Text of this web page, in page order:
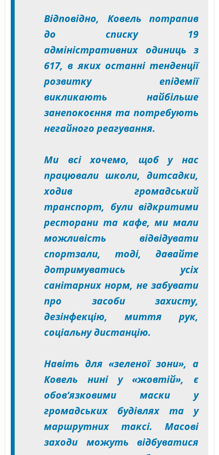
Відповідно, Ковель потрапив
до списку 19
адміністративних одиниць з
617, в яких останні тенденції
розвитку епідемії
викликають найбільше
занепокоєння та потребують
негайного реагування.
Ми всі хочемо, щоб у нас
працювали школи, дитсадки,
ходив громадський
транспорт, були відкритими
ресторани та кафе, ми мали
можливість відвідувати
спортзали, тоді, давайте
дотримуватись усіх
санітарних норм, не забувати
про засоби захисту,
дезінфекцію, миття рук,
соціальну дистанцію.
Навіть для «зеленої зони», а
Ковель нині у «жовтій», є
обов’язковими маски у
громадських будівлях та у
маршрутних таксі. Масові
заходи можуть відбуватися